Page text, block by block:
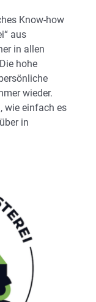
Know-how
aus
in allen
hohe
wieder.
wie einfach es
in